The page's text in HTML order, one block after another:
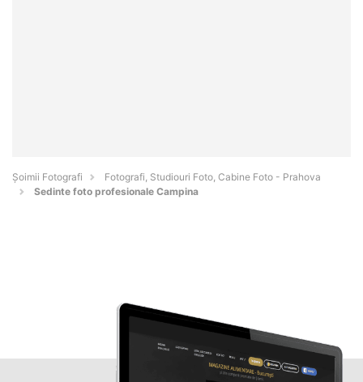
Șoimii Fotografi
Fotografi, Studiouri Foto, Cabine Foto - Prahova
Sedinte foto profesionale Campina